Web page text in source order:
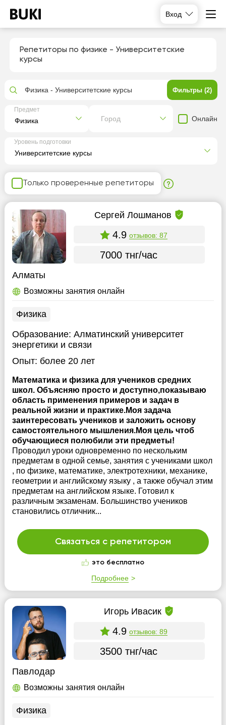
Вход
Репетиторы по физике - Университетские
курсы
Только проверенные репетиторы
Cергей Лошманов
4.9 отзывов: 87
7000 тнг/час
Алматы
Возможны занятия онлайн
Физика
Образование: Алматинский университет
энергетики и связи
Опыт: более 20 лет
Математика и физика для учеников средних
школ. Объясняю просто и доступно,показываю
область применения примеров и задач в
реальной жизни и практике.Моя задача
заинтересовать учеников и заложить основу
самостоятельного мышления.Моя цель чтоб
обучающиеся полюбили эти предметы!
Проводил уроки одновременно по нескольким
предметам в одной семье, занятия с учениками школ
, по физике, математике, электротехники, механике,
геометрии и английскому языку , а также обучал этим
предметам на английском языке. Готовил к
различным экзаменам. Большинство учеников
становились отличник...
Связаться с репетитором
это бесплатно
Подробнее
Игорь Ивасик
4.9 отзывов: 89
3500 тнг/час
Павлодар
Возможны занятия онлайн
Физика
Физика - Университетские курсы Фильтры (2)
Предмет
Город Онлайн
Уровень подготовки